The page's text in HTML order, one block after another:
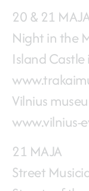
20 & 21
Night in the
Island Castle
Vilnius
www.vilnius-
21 MAJA
Street